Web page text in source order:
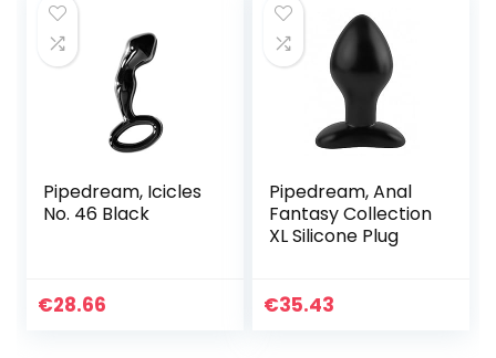
Pipedream, Icicles
No. 46 Black
€28.66
Pipedream, Anal
Fantasy Collection
XL Silicone Plug
€35.43